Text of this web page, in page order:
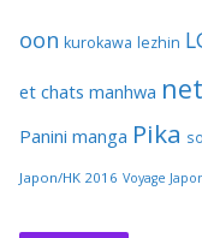
oon kurokawa lezhin
et chats manhwa
Panini manga Pika
Japon/HK 2016 Voyage